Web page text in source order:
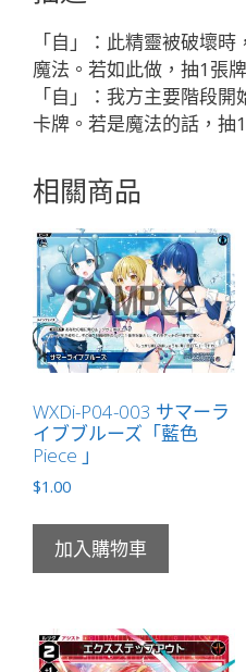
ン
グ
ラ
イ
ト
色
靈
奏
械：
電
機
LV1
無
LB」
數
量
「自」：此精靈被破壞
魔法。若如此做，抽1張牌
「自」：我方主要階段
卡牌。若是魔法的話，抽
相關商品
WXDi-P04-003 サマーラ
イブブルーズ「藍色
Piece 」
$1.00
加入購物車